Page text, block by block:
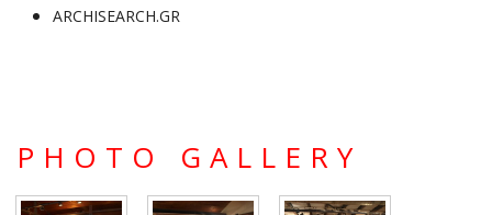
ARCHISEARCH.GR
PHOTO GALLERY